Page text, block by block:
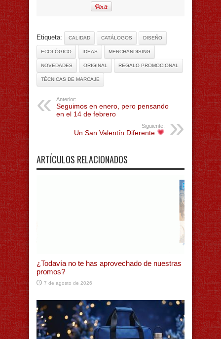
Etiqueta: CALIDAD CATÁLOGOS DISEÑO
ECOLÓGICO IDEAS MERCHANDISING
NOVEDADES ORIGINAL REGALO PROMOCIONAL
TÉCNICAS DE MARCAJE
Anterior:
Seguimos en enero, pero pensando
en el 14 de febrero
Siguiente:
Un San Valentín Diferente
ARTÍCULOS RELACIONADOS
¿Todavía no te has aprovechado de nuestras
promos?
7 de agosto de 2026